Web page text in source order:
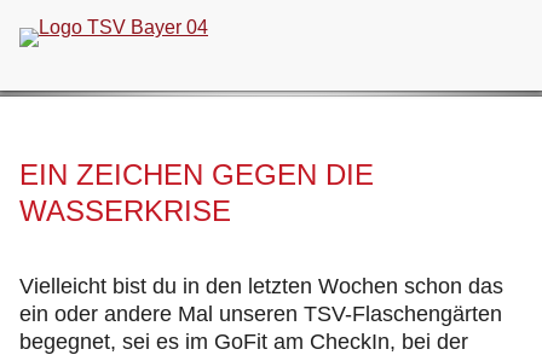
überspringen
EIN ZEICHEN GEGEN DIE
WASSERKRISE
Vielleicht bist du in den letzten Wochen schon das
ein oder andere Mal unseren TSV-Flaschengärten
begegnet, sei es im GoFit am CheckIn, bei der